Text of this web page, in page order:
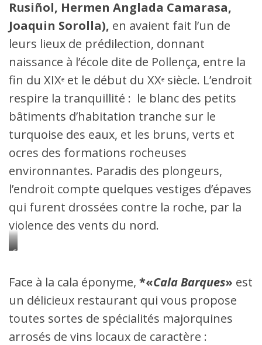
Rusiñol, Hermen Anglada Camarasa,
Joaquin Sorolla), en avaient fait l’un de
leurs lieux de prédilection, donnant
naissance à l’école dite de Pollença, entre la
fin du XIXᵉ et le début du XXᵉ siècle. L’endroit
respire la tranquillité : le blanc des petits
bâtiments d’habitation tranche sur le
turquoise des eaux, et les bruns, verts et
ocres des formations rocheuses
environnantes. Paradis des plongeurs,
l’endroit compte quelques vestiges d’épaves
qui furent drossées contre la roche, par la
violence des vents du nord.
Cala
Face à la cala éponyme, *«Cala Barques» est
un délicieux restaurant qui vous propose
toutes sortes de spécialités majorquines
arrosés de vins locaux de caractère :